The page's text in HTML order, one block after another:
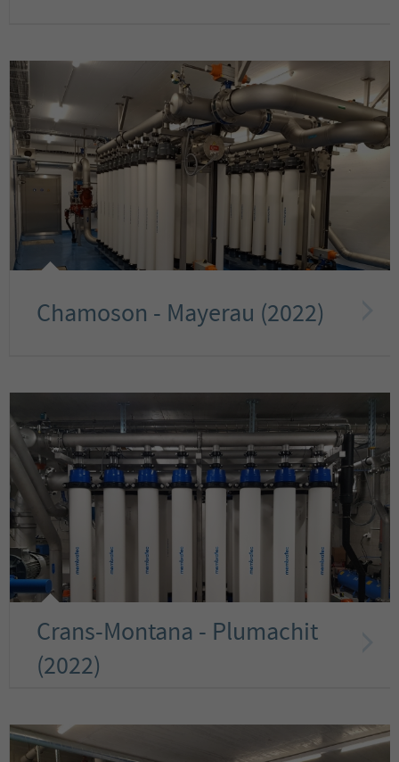
Chamoson - Mayerau (2022)
Crans-Montana - Plumachit
(2022)